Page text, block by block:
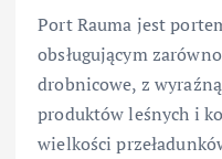
Port Rauma jest
obsługującym
drobnicowe, z
produktów leśnych i
wielkości